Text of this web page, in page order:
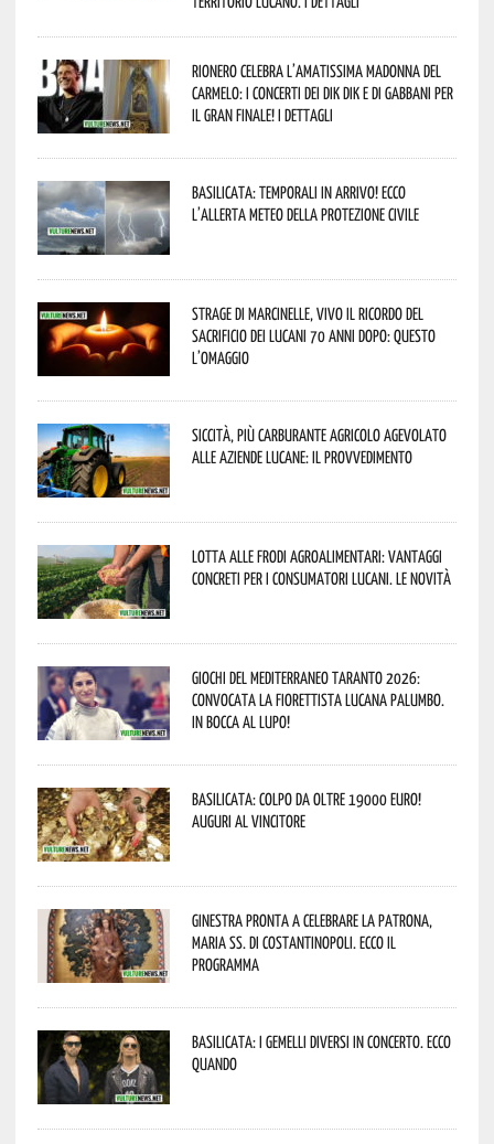
Rionero celebra l’amatissima Madonna del
Carmelo: i concerti dei DIK DIK e di Gabbani per
il gran finale! I dettagli
Basilicata: temporali in arrivo! Ecco
l’allerta meteo della Protezione civile
Strage di Marcinelle, vivo il ricordo del
sacrificio dei lucani 70 anni dopo: questo
l’omaggio
Siccità, più carburante agricolo agevolato
alle aziende lucane: il provvedimento
Lotta alle frodi agroalimentari: vantaggi
concreti per i consumatori lucani. Le novità
Giochi del Mediterraneo Taranto 2026:
convocata la fiorettista lucana Palumbo.
In bocca al lupo!
Basilicata: colpo da oltre 19000 Euro!
Auguri al vincitore
Ginestra pronta a celebrare la Patrona,
Maria SS. di Costantinopoli. Ecco il
programma
Basilicata: i Gemelli DiVersi in concerto. Ecco
quando